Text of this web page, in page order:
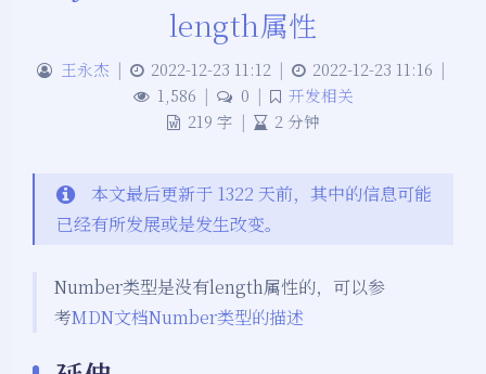
length属性
王永杰 | 2022-12-23 11:12 | 2022-12-23 11:16 |
1,586 | 0 |
开发相关
219 字 | 2 分钟
本文最后更新于 1322 天前，其中的信息可能
已经有所发展或是发生改变。
Number类型是没有length属性的，可以参
考MDN文档Number类型的描述